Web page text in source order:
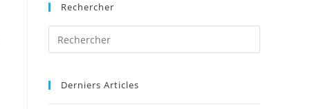
Rechercher
Derniers Articles